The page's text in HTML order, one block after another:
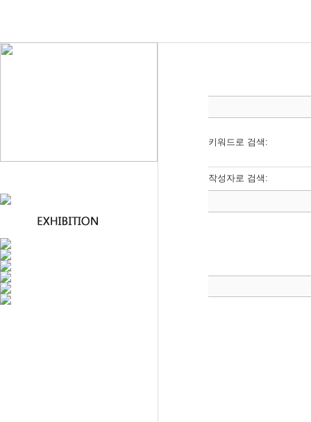
키워드로 검색:
작성자로 검색: